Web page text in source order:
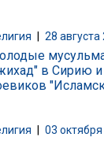
28 августа
в Сирию и
03 октября